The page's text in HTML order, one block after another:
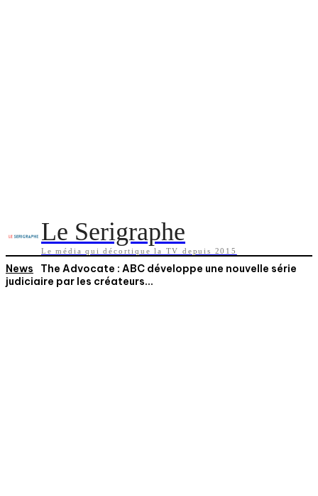
Le Serigraphe
Le média qui décortique la TV depuis 2015
News
The Advocate : ABC développe une nouvelle série
judiciaire par les créateurs...